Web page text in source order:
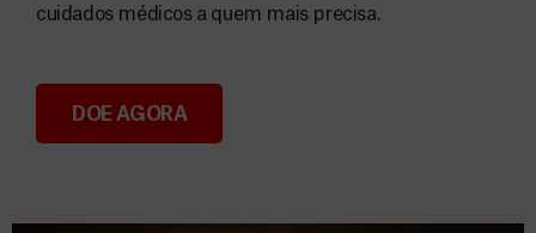
Donativos
cuidados médicos a quem mais precisa.
DOE AGORA